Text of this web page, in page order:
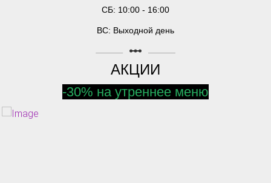
СБ: 10:00 - 16:00
ВС: Выходной день
linear_scale
АКЦИИ
-30% на утреннее меню